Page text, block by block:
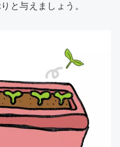
と与えましょう。